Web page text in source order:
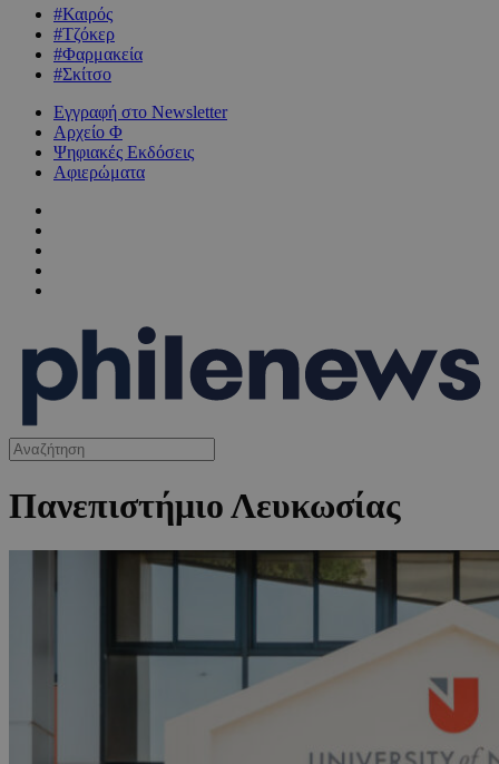
#Καιρός
#Τζόκερ
#Φαρμακεία
#Σκίτσο
Εγγραφή στο Newsletter
Αρχείο Φ
Ψηφιακές Εκδόσεις
Αφιερώματα
Πανεπιστήμιο Λευκωσίας